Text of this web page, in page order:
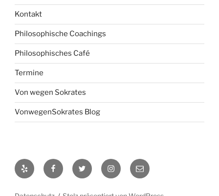
Kontakt
Philosophische Coachings
Philosophisches Café
Termine
Von wegen Sokrates
VonwegenSokrates Blog
Yelp FacebookTwitter Instagram
E-
Mail